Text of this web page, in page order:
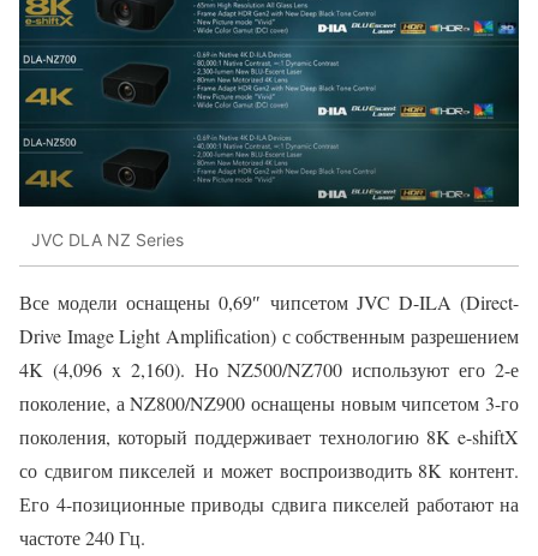
JVC DLA NZ Series
Все модели оснащены 0,69″ чипсетом JVC D-ILA (Direct-
Drive Image Light Amplification) с собственным разрешением
4K (4,096 x 2,160). Но NZ500/NZ700 используют его 2-е
поколение, а NZ800/NZ900 оснащены новым чипсетом 3-го
поколения, который поддерживает технологию 8K e-shiftX
со сдвигом пикселей и может воспроизводить 8K контент.
Его 4-позиционные приводы сдвига пикселей работают на
частоте 240 Гц.